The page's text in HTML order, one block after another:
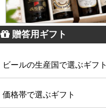
贈答用ギフト
ビールの生産国で選ぶギフト
価格帯で選ぶギフト